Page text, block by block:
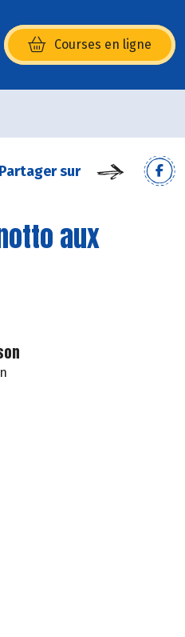
Courses en ligne
dans une nouvelle
Partager sur
aux